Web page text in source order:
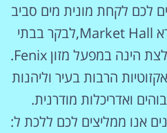
לכם לקחת מונית מים סביב
הנמל, לבקר בשוק הנקרא Market Hall,לבקר בבתי
מלאכה של בירות שהמומלצת הינה במפעל מזון Fenix.
הרבות בעיר וליהנות
ואדריכלות מודרנית.
אנו ממליצים לכם ללכת ל: